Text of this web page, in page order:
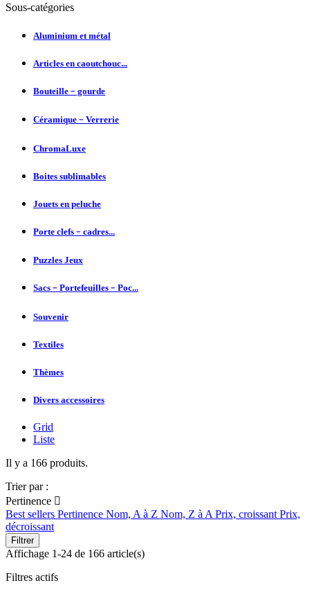
Sous-catégories
Aluminium et métal
Articles en caoutchouc...
Bouteille﹣gourde
Céramique﹣Verrerie
ChromaLuxe
Boites sublimables
Jouets en peluche
Porte clefs﹣cadres...
Puzzles Jeux
Sacs﹣Portefeuilles﹣Poc...
Souvenir
Textiles
Thèmes
Divers accessoires
Grid
Liste
Il y a 166 produits.
Trier par :
Pertinence 
Best sellers Pertinence Nom, A à Z Nom, Z à A Prix, croissant Prix,
décroissant
Filtrer
Affichage 1-24 de 166 article(s)
Filtres actifs